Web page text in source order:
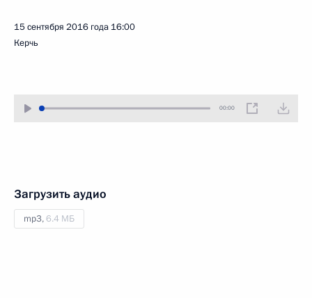
15 сентября 2016 года 16:00
Керчь
00:00
Загрузить аудио
mp3,6.4 МБ